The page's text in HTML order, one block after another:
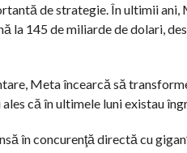
de strategie. În ultimii
la 145 de miliarde de dolari,
Meta încearcă să
că în ultimele luni existau
în concurenţă directă cu